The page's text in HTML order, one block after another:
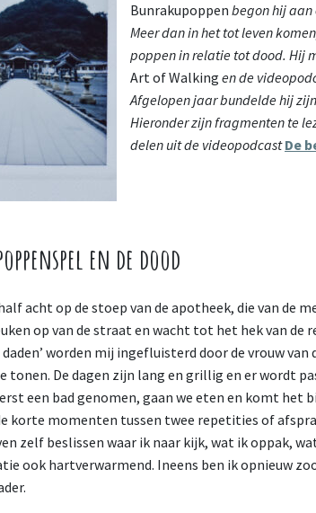
Bunrakupoppen begon hij aan
Meer dan in het tot leven
poppen in relatie tot dood. Hij
Art of Walking en de
Afgelopen jaar bundelde hij
Hieronder zijn fragmenten te
delen uit de videopodcastDe
en de dood
acht op de stoep van de apotheek, die van de
op van de straat en wacht tot het hek van
daden’ worden mij ingefluisterd door de vrouw
tonen. De dagen zijn lang en grillig en er wordt
een bad genomen, gaan we eten en komt het
korte momenten tussen twee repetities of
zelf beslissen waar ik naar kijk, wat ik oppak,
ook hartverwarmend. Ineens ben ik opnieuw